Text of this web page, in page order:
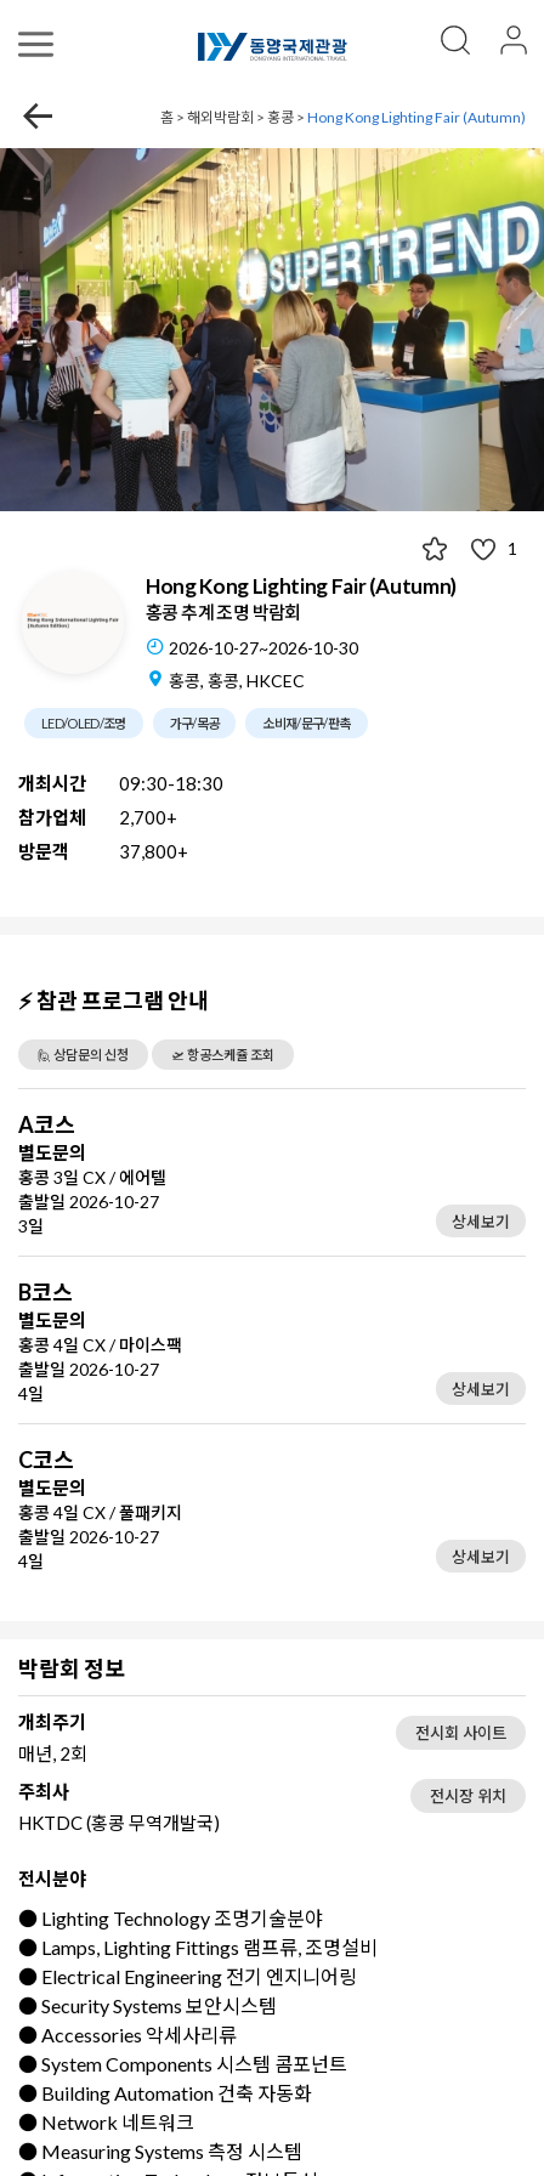
홈 > 해외박람회 > 홍콩 > Hong Kong Lighting Fair (Autumn)
1
Hong Kong Lighting Fair (Autumn)
홍콩 추계 조명 박람회
2026-10-27~2026-10-30
홍콩, 홍콩, HKCEC
LED/OLED/조명 가구/목공 소비재/문구/판촉
개최시간
09:30-18:30
참가업체
2,700+
방문객
37,800+
⚡ 참관 프로그램 안내
🙋 상담문의 신청 🛫 항공스케쥴 조회
A코스
별도문의
홍콩 3일 CX / 에어텔
출발일 2026-10-27
3일
상세보기
B코스
별도문의
홍콩 4일 CX / 마이스팩
출발일 2026-10-27
4일
상세보기
C코스
별도문의
홍콩 4일 CX / 풀패키지
출발일 2026-10-27
4일
상세보기
박람회 정보
개최주기
매년, 2회
전시회 사이트
주최사
HKTDC (홍콩 무역개발국)
전시장 위치
전시분야
● Lighting Technology 조명기술분야
● Lamps, Lighting Fittings 램프류, 조명설비
● Electrical Engineering 전기 엔지니어링
● Security Systems 보안시스템
● Accessories 악세사리류
● System Components 시스템 콤포넌트
● Building Automation 건축 자동화
● Network 네트워크
● Measuring Systems 측정 시스템